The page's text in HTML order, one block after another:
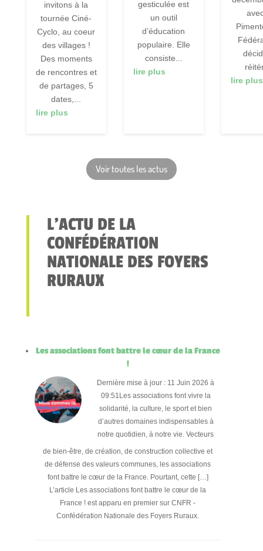
invitons à la
tournée Ciné-
Cyclo, au coeur
des villages !
Des moments
de rencontres et
de partages, 5
dates,...
lire plus
gesticulée est
un outil
d’éducation
populaire. Elle
consiste...
lire plus
lire plus
Voir toutes les actus
L’ACTU DE LA
CONFÉDÉRATION
NATIONALE DES FOYERS
RURAUX
Les associations font battre le cœur de la France
!
Dernière mise à jour : 11 Juin 2026 à
09:51Les associations font vivre la
solidarité, la culture, le sport et bien
d’autres domaines indispensables à
notre quotidien, à notre vie. Vecteurs
de bien-être, de création, de construction collective et
de défense des valeurs communes, les associations
font battre le cœur de la France. Pourtant, cette […]
L’article Les associations font battre le cœur de la
France ! est apparu en premier sur CNFR -
Confédération Nationale des Foyers Ruraux.